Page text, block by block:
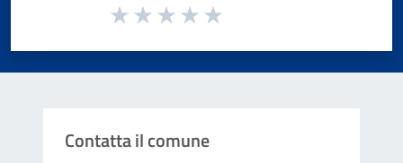
Valuta da 1 a 5 stelle la pagina
Contatta il comune